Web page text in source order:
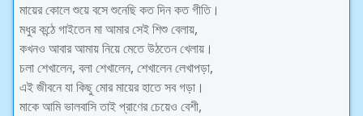
মায়ের কোলে শুয়ে বসে শুনেছি কত দিন কত গীতি।
মধুর কন্ঠে গাইতেন মা আমার সেই শিশু বেলায়,
কখনও আবার আমায় নিয়ে মেতে উঠতেন খেলায়।
চলা শেখালেন, বলা শেখালেন, শেখালেন লেখাপড়া,
এই জীবনে যা কিছু মোর মায়ের হাতে সব গড়া।
মাকে আমি ভালবাসি তাই প্রাণের চেয়েও বেশী,